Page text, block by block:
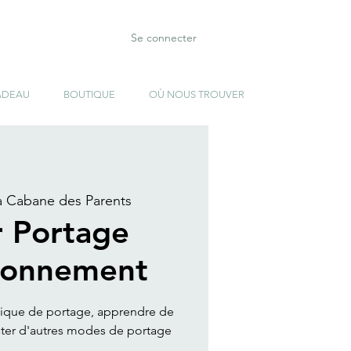
Se connecter
BOUTIQUE OÙ NOUS TROUVER
Cabane des Parents
Portage
de portage, apprendre de
d'autres modes de portage